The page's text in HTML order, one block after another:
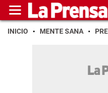
INICIO MENTE SANA